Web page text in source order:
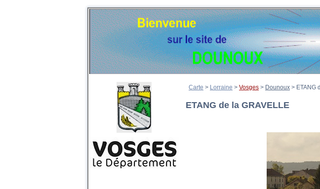
Carte > Lorraine > Vosges > Dounoux > ETANG
ETANG de la GRAVELLE